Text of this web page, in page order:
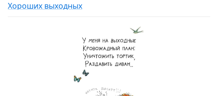
Хороших выходных